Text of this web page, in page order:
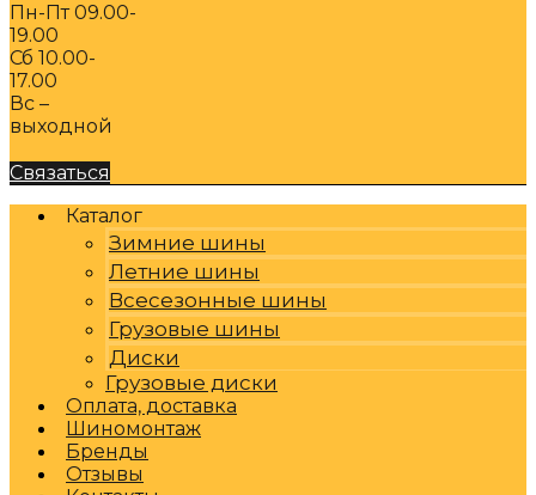
Пн-Пт 09.00-
19.00
Сб 10.00-
17.00
Вс –
выходной
Связаться
Каталог
Зимние шины
Летние шины
Всесезонные шины
Грузовые шины
Диски
Грузовые диски
Оплата, доставка
Шиномонтаж
Бренды
Отзывы